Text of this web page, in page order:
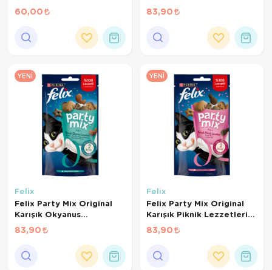
60,00
Kedi Ödül Maması 60 Gr
83,90
YENI
Felix
Felix Party Mix Original
Karışık Okyanus
Lezzetleri Kedi Ödül
Maması 60 Gr
83,90
YENI
Felix
Felix Party Mix Original
Karışık Piknik Lezzetleri
Kedi Ödül Maması 60 Gr
83,90